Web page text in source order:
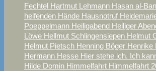
Fechtel Hartmut Lehmann Hasan al-
helfenden Hände Hausnotruf
Poeppelmann Heiligabend Heiliger
Löwe Hellmut Schlingensiepen Helmut
Helmut Pietsch Henning Böger Henrike
Hermann Hesse Hier stehe ich. Ich
Hilde Domin Himmelfahrt Himmelfahrt